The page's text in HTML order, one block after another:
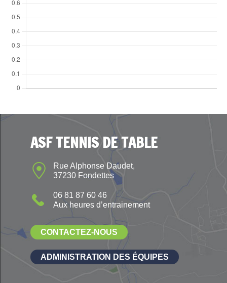
ASF TENNIS DE TABLE
Rue Alphonse Daudet,
37230 Fondettes
06 81 87 60 46
Aux heures d’entrainement
CONTACTEZ-NOUS
ADMINISTRATION DES ÉQUIPES